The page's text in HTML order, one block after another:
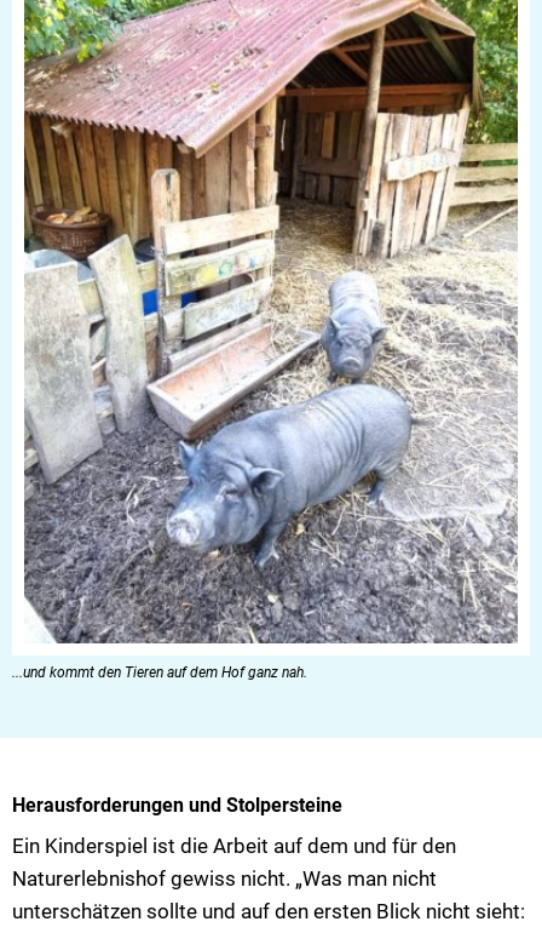
...und kommt den Tieren auf dem Hof ganz nah.
Herausforderungen und Stolpersteine
Ein Kinderspiel ist die Arbeit auf dem und für den
Naturerlebnishof gewiss nicht. „Was man nicht
unterschätzen sollte und auf den ersten Blick nicht sieht: